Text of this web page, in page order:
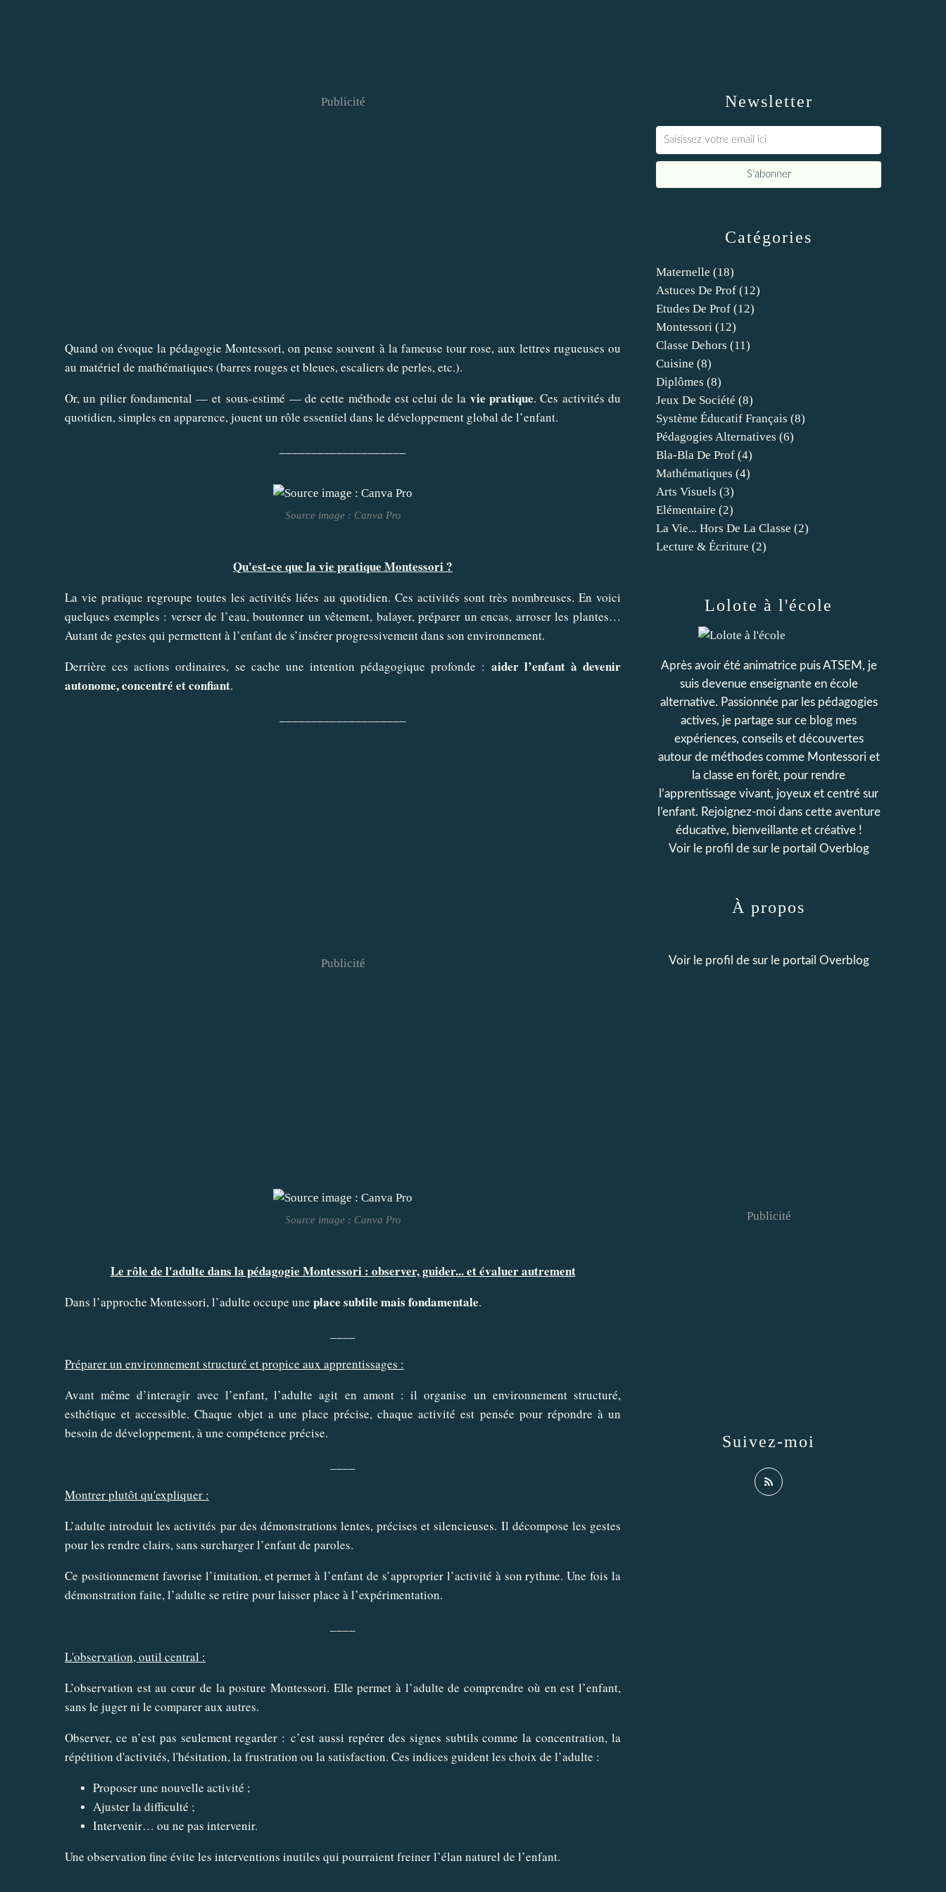
Publicité
Quand on évoque la pédagogie Montessori, on pense souvent à la fameuse tour rose, aux lettres rugueuses ou
au matériel de mathématiques (barres rouges et bleues, escaliers de perles, etc.).
Or, un pilier fondamental — et sous-estimé — de cette méthode est celui de la vie pratique. Ces activités du
quotidien, simples en apparence, jouent un rôle essentiel dans le développement global de l’enfant.
Source image : Canva Pro
Qu'est-ce que la vie pratique Montessori ?
La vie pratique regroupe toutes les activités liées au quotidien. Ces activités sont très nombreuses. En voici
quelques exemples : verser de l’eau, boutonner un vêtement, balayer, préparer un encas, arroser les plantes…
Autant de gestes qui permettent à l’enfant de s’insérer progressivement dans son environnement.
Derrière ces actions ordinaires, se cache une intention pédagogique profonde : aider l’enfant à devenir
autonome, concentré et confiant.
Publicité
Source image : Canva Pro
Le rôle de l'adulte dans la pédagogie Montessori : observer, guider... et évaluer autrement
Dans l’approche Montessori, l’adulte occupe une place subtile mais fondamentale.
Préparer un environnement structuré et propice aux apprentissages :
Avant même d’interagir avec l’enfant, l’adulte agit en amont : il organise un environnement structuré,
esthétique et accessible. Chaque objet a une place précise, chaque activité est pensée pour répondre à un
besoin de développement, à une compétence précise.
Montrer plutôt qu'expliquer :
L’adulte introduit les activités par des démonstrations lentes, précises et silencieuses. Il décompose les gestes
pour les rendre clairs, sans surcharger l’enfant de paroles.
Ce positionnement favorise l’imitation, et permet à l’enfant de s’approprier l’activité à son rythme. Une fois la
démonstration faite, l’adulte se retire pour laisser place à l’expérimentation.
L'observation, outil central :
L’observation est au cœur de la posture Montessori. Elle permet à l’adulte de comprendre où en est l’enfant,
sans le juger ni le comparer aux autres.
Observer, ce n’est pas seulement regarder : c’est aussi repérer des signes subtils comme la concentration, la
répétition d'activités, l'hésitation, la frustration ou la satisfaction. Ces indices guident les choix de l’adulte :
Proposer une nouvelle activité ;
Ajuster la difficulté ;
Intervenir… ou ne pas intervenir.
Une observation fine évite les interventions inutiles qui pourraient freiner l’élan naturel de l’enfant.
Newsletter
Catégories
Maternelle (18)
Astuces De Prof (12)
Etudes De Prof (12)
Montessori (12)
Classe Dehors (11)
Cuisine (8)
Diplômes (8)
Jeux De Société (8)
Système Éducatif Français (8)
Pédagogies Alternatives (6)
Bla-Bla De Prof (4)
Mathématiques (4)
Arts Visuels (3)
Elémentaire (2)
La Vie... Hors De La Classe (2)
Lecture & Écriture (2)
Lolote à l'école
Après avoir été animatrice puis ATSEM, je
suis devenue enseignante en école
alternative. Passionnée par les pédagogies
actives, je partage sur ce blog mes
expériences, conseils et découvertes
autour de méthodes comme Montessori et
la classe en forêt, pour rendre
l’apprentissage vivant, joyeux et centré sur
l’enfant. Rejoignez-moi dans cette aventure
éducative, bienveillante et créative !
Voir le profil de sur le portail Overblog
Suivez-moi
À propos
Voir le profil de sur le portail Overblog
Publicité